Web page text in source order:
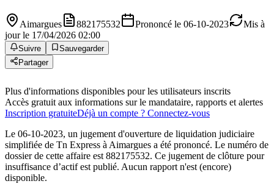
Aimargues 882175532 Prononcé le 06-10-2023
Mis à
jour le 17/04/2026 02:00
Suivre
Sauvegarder
Partager
Plus d'informations disponibles pour les utilisateurs inscrits
Accès gratuit aux informations sur le mandataire, rapports et alertes
Inscription gratuiteDéjà un compte ? Connectez-vous
Le 06-10-2023, un jugement d'ouverture de liquidation judiciaire
simplifiée de Tn Express à Aimargues a été prononcé. Le numéro de
dossier de cette affaire est 882175532. Ce jugement de clôture pour
insuffisance d’actif est publié. Aucun rapport n'est (encore)
disponible.